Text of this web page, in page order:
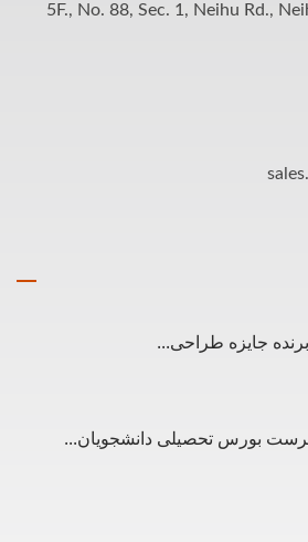
5F., No. 88, Sec. 1, Neihu Rd.,